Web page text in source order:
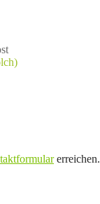
erreichen.